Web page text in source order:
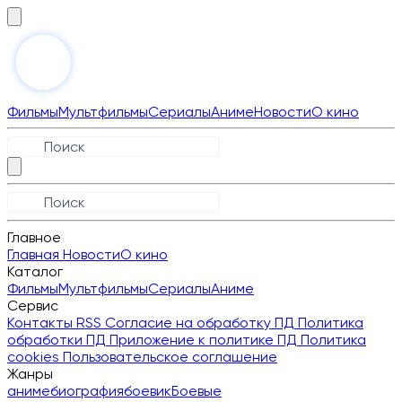
ФильмыМультфильмыСериалыАнимеНовостиО кино
Главное
Главная НовостиО кино
Каталог
ФильмыМультфильмыСериалыАниме
Сервис
Контакты RSS Согласие на обработку ПД Политика
обработки ПД Приложение к политике ПД Политика
cookies Пользовательское соглашение
Жанры
анимебиографиябоевикБоевые